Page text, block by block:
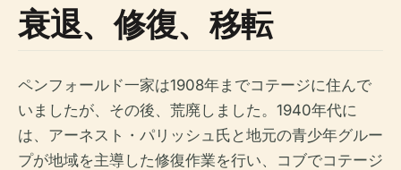
衰退、修復、移転
ペンフォールド一家は1908年までコテージに住んで
いましたが、その後、荒廃しました。1940年代に
は、アーネスト・パリッシュ氏と地元の青少年グルー
プが地域を主導した修復作業を行い、コブでコテージ